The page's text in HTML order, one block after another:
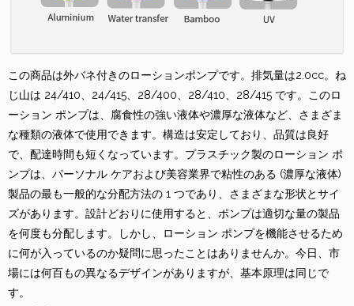
この商品は外バネ付きのローションポンプです。排気量は2.0cc。ね
じ山は 24/410、24/415、28/400、28/410、28/415 です。このロ
ーション ポンプは、腐食性の強い液体や濃厚な液体など、さまざま
な種類の液体で使用できます。構造は安定しており、品質は良好
で、配達時間も短くなっています。プラスチック製のローション ポ
ンプは、パーソナル ケアおよび美容業界で粘性のある (濃厚な液体)
製品の最も一般的な分配方法の 1 つであり、さまざまな形状とサイ
ズがあります。設計どおりに使用すると、ポンプは適切な量の製品
を何度も分配します。しかし、ローション ポンプを機能させるため
に何が入っているのか疑問に思ったことはありませんか。今日、市
場には何百もの異なるデザインがありますが、基本原理は同じで
す。